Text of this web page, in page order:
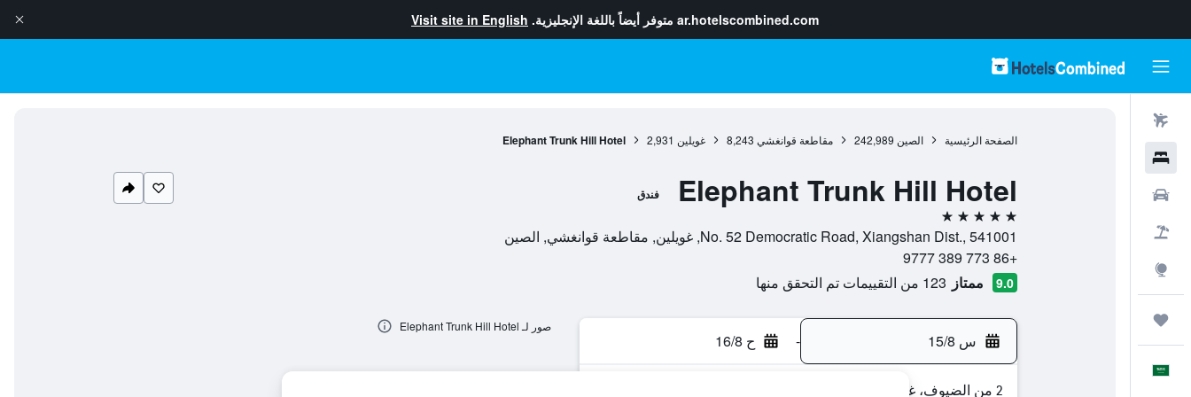
ar.hotelscombined.com متوفر أيضاً باللغة الإنجليزية. Visit site in English
الصفحة الرئيسية الصين 242,989 مقاطعة قوانغشي 8,243 غويلين 2,931
Elephant Trunk Hill Hotel
Elephant Trunk Hill Hotel فندق
5 نجوم
No. 52 Democratic Road, Xiangshan Dist., 541001, غويلين, مقاطعة قوانغشي, الصين
+86 773 389 9777
9.0 ممتاز 123 من التقييمات تم التحقق منها
س 15/8 - ح 16/8
2 من الضيوف، غرفة واحدة
صور لـ Elephant Trunk Hill Hotel